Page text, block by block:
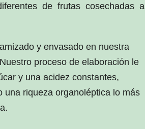
de frutas cosechadas a
y envasado en nuestra
proceso de elaboración le
y una acidez constantes,
una riqueza organoléptica lo más